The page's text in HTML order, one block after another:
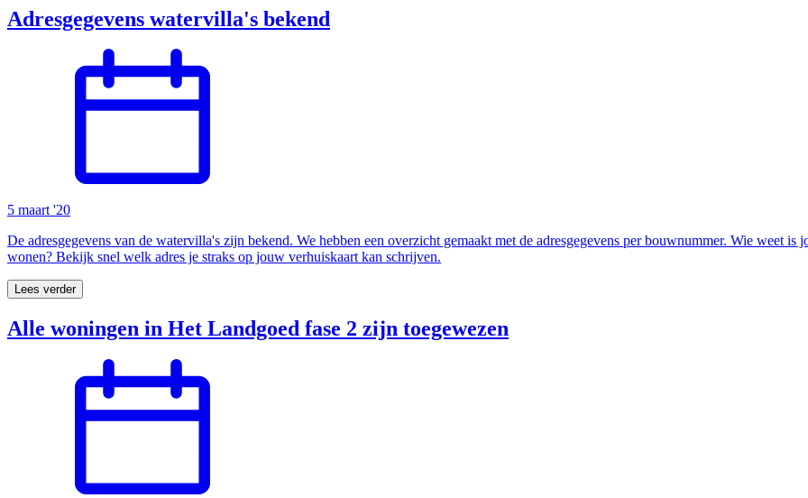
Adresgegevens watervilla's bekend
5 maart '20
De adresgegevens van de watervilla's zijn bekend. We hebben een overzicht gemaakt met de adresgegevens per bouwnummer. Wie weet
wonen? Bekijk snel welk adres je straks op jouw verhuiskaart kan schrijven.
Lees verder
Alle woningen in Het Landgoed fase 2 zijn toegewezen